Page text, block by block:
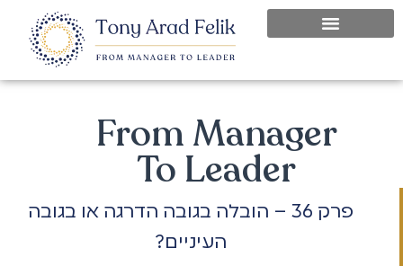
From Manager
To Leader
פרק 36 – הובלה בגובה הדרגה או בגובה
העיניים?